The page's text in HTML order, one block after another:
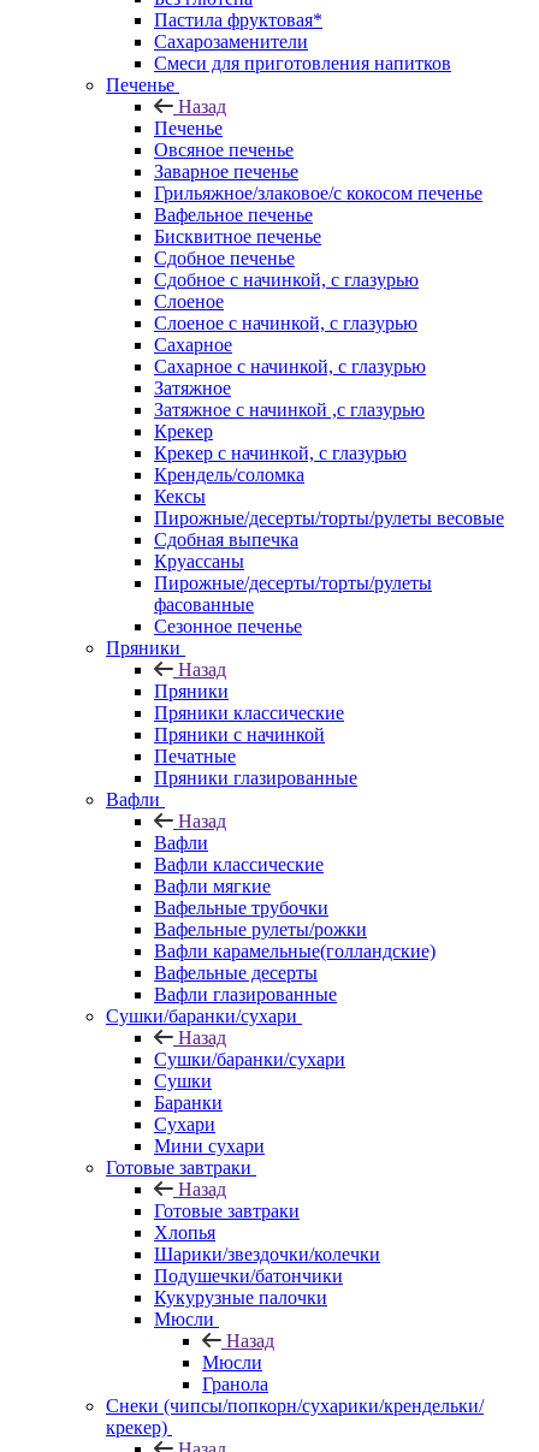
Пастила фруктовая*
Сахарозаменители
Смеси для приготовления напитков
Печенье
Назад
Печенье
Овсяное печенье
Заварное печенье
Грильяжное/злаковое/с кокосом печенье
Вафельное печенье
Бисквитное печенье
Сдобное печенье
Сдобное с начинкой, с глазурью
Слоеное
Слоеное с начинкой, с глазурью
Сахарное
Сахарное с начинкой, с глазурью
Затяжное
Затяжное с начинкой ,с глазурью
Крекер
Крекер с начинкой, с глазурью
Крендель/соломка
Кексы
Пирожные/десерты/торты/рулеты весовые
Сдобная выпечка
Круассаны
Пирожные/десерты/торты/рулеты
фасованные
Сезонное печенье
Пряники
Назад
Пряники
Пряники классические
Пряники с начинкой
Печатные
Пряники глазированные
Вафли
Назад
Вафли
Вафли классические
Вафли мягкие
Вафельные трубочки
Вафельные рулеты/рожки
Вафли карамельные(голландские)
Вафельные десерты
Вафли глазированные
Сушки/баранки/сухари
Назад
Сушки/баранки/сухари
Сушки
Баранки
Сухари
Мини сухари
Готовые завтраки
Назад
Готовые завтраки
Хлопья
Шарики/звездочки/колечки
Подушечки/батончики
Кукурузные палочки
Мюсли
Назад
Мюсли
Гранола
Снеки (чипсы/попкорн/сухарики/крендельки/
крекер)